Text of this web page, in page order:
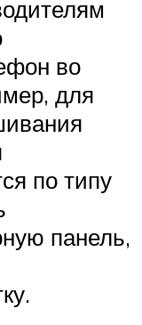
во
для
по типу
панель,